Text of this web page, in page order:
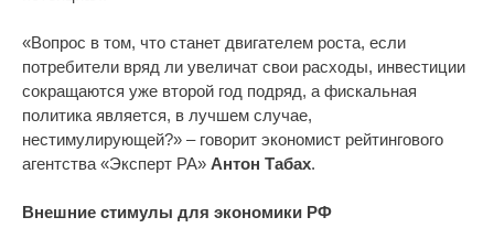
«Вопрос в том, что станет двигателем роста, если
потребители вряд ли увеличат свои расходы, инвестиции
сокращаются уже второй год подряд, а фискальная
политика является, в лучшем случае,
нестимулирующей?» – говорит экономист рейтингового
агентства «Эксперт РА» Антон Табах.
Внешние стимулы для экономики РФ